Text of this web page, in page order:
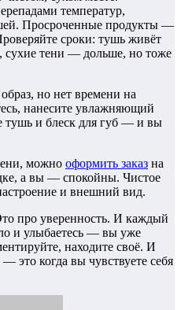
температур,
Просроченные продукты —
сроки: тушь живёт
сухие тени — дольше, но тоже
но нет времени на
нанесите увлажняющий
тушь и блеск для губ — и вы
можно оформить заказ на
а вы — спокойны. Чистое
и внешний вид.
про уверенность. И каждый
и улыбаетесь — вы уже
находите своё. И
это когда вы чувствуете себя